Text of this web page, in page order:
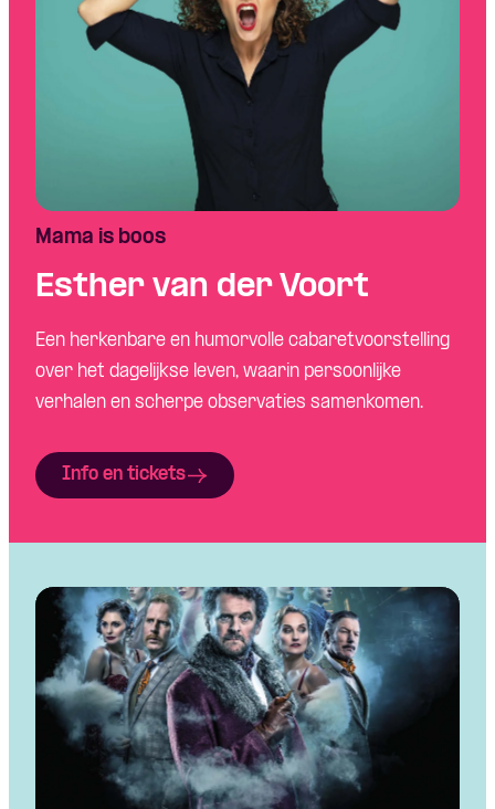
Mama is boos
Esther van der Voort
Een herkenbare en humorvolle cabaretvoorstelling
over het dagelijkse leven, waarin persoonlijke
verhalen en scherpe observaties samenkomen.
Info en tickets